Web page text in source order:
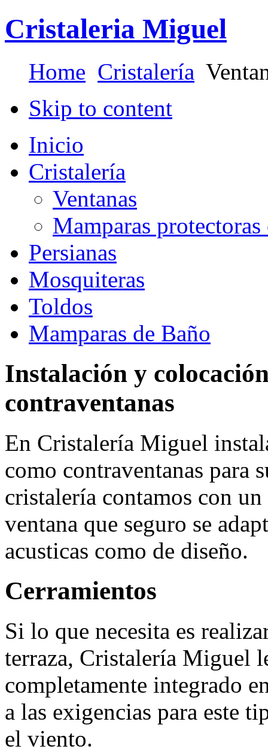
Cristaleria Miguel
Home Cristalería
Skip to content
Inicio
Cristalería
Ventanas
Mamparas
Persianas
Mosquiteras
Toldos
Mamparas de Baño
Instalación y
contraventanas
En Cristalería Miguel
como contraventanas para
cristalería contamos con
ventana que seguro se
acusticas como de diseño.
Cerramientos
Si lo que necesita es
terraza, Cristalería Miguel
completamente integrado
a las exigencias para este
el viento.